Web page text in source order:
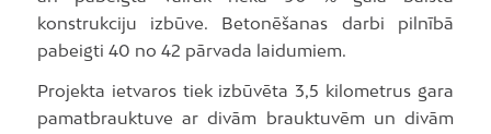
konstrukciju izbūve. Betonēšanas darbi pilnībā
pabeigti 40 no 42 pārvada laidumiem.
Projekta ietvaros tiek izbūvēta 3,5 kilometrus gara
pamatbrauktuve ar divām brauktuvēm un divām